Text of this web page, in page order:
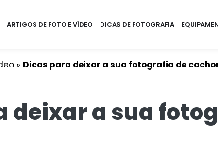
ARTIGOS DE FOTO E VÍDEO DICAS DE FOTOGRAFIA
» Dicas para deixar a sua fotografia de
deixar a sua